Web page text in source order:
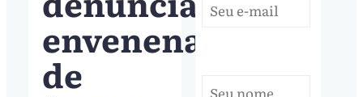
envenenamento
de